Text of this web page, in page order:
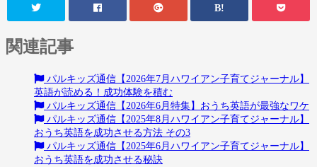
B!
関連記事
パルキッズ通信【2026年7月ハワイアン子育てジャーナル】
英語が読める！成功体験を積む
パルキッズ通信【2026年6月特集】おうち英語が最強なワケ
パルキッズ通信【2025年8月ハワイアン子育てジャーナル】
おうち英語を成功させる方法 その3
パルキッズ通信【2025年6月ハワイアン子育てジャーナル】
おうち英語を成功させる秘訣